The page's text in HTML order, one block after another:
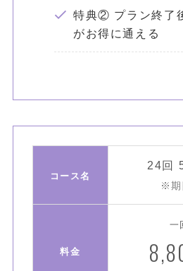
特典② プラン終了
がお得に通える
コース名
24回
※期
料金
一